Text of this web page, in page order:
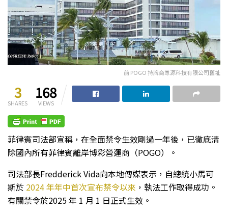
前 POGO 持牌商尊源科技有限公司舊址
3
SHARES
168
VIEWS
菲律賓司法部宣稱，在全面禁令生效剛過一年後，已徹底清
除國內所有菲律賓離岸博彩營運商（POGO）。
司法部長Fredderick Vida向本地傳媒表示，自總統小馬可
斯於 2024 年年中首次宣布禁令以來 ，執法工作取得成功。
有關禁令於2025 年 1 月 1 日正式生效。